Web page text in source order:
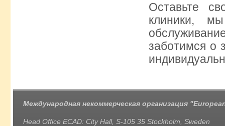
Оставьте
клиники,
заботимся о
Международная некоммерческая организация
Head Office ECAD: City Hall, S-105 35 Stockholm, Sweden